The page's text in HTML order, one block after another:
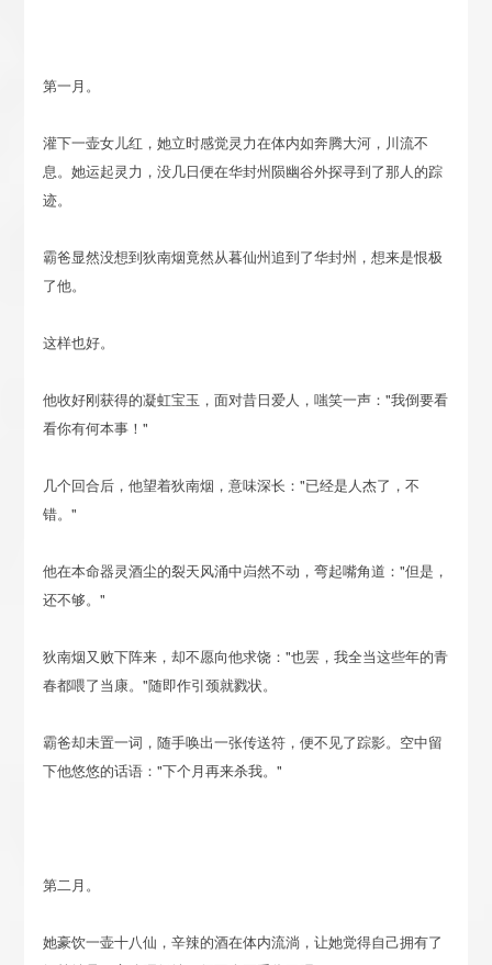
第一月。
灌下一壶女儿红，她立时感觉灵力在体内如奔腾大河，川流不
息。她运起灵力，没几日便在华封州陨幽谷外探寻到了那人的踪
迹。
霸爸显然没想到狄南烟竟然从暮仙州追到了华封州，想来是恨极
了他。
这样也好。
他收好刚获得的凝虹宝玉，面对昔日爱人，嗤笑一声："我倒要看
看你有何本事！"
几个回合后，他望着狄南烟，意味深长："已经是人杰了，不
错。"
他在本命器灵酒尘的裂天风涌中岿然不动，弯起嘴角道："但是，
还不够。"
狄南烟又败下阵来，却不愿向他求饶："也罢，我全当这些年的青
春都喂了当康。"随即作引颈就戮状。
霸爸却未置一词，随手唤出一张传送符，便不见了踪影。空中留
下他悠悠的话语："下个月再来杀我。"
第二月。
她豪饮一壶十八仙，辛辣的酒在体内流淌，让她觉得自己拥有了